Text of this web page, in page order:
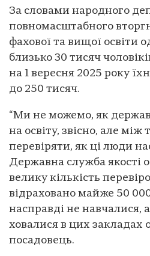
За словами народного
повномасштабного
фахової та вищої освіти
близько 30 тисяч
на 1 вересня 2025 року
до 250 тисяч.
“Ми не можемо, як
на освіту, звісно, але
перевіряти, як ці люди
Державна служба якості
велику кількість
відраховано майже 50
насправді не
ховалися в цих закладах
посадовець.